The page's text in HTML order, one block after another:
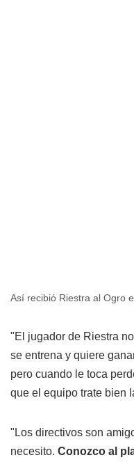
Así recibió Riestra al Ogro
"El jugador de Riestra
se entrena y quiere
pero cuando le toca
que el equipo trate bien
"Los directivos son
necesito. Conozco al